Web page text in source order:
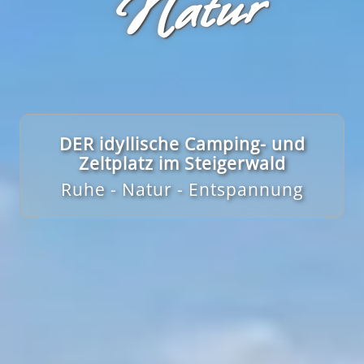
DER idyllische Camping- und
Zeltplatz im Steigerwald
Ruhe - Natur - Entspannung